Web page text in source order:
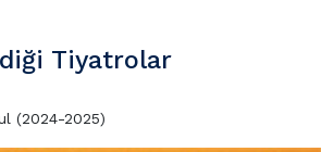
Tiyatrolar
(2024-2025)